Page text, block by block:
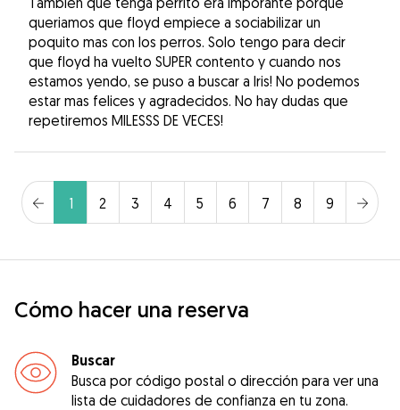
queriamos que floyd empiece a sociabilizar un
poquito mas con los perros. Solo tengo para decir
que floyd ha vuelto SUPER contento y cuando nos
estamos yendo, se puso a buscar a Iris! No podemos
estar mas felices y agradecidos. No hay dudas que
repetiremos MILESSS DE VECES!
1 2 3 4 5 6 7 8 9
Cómo hacer una reserva
Buscar
Busca por código postal o dirección para ver una
lista de cuidadores de confianza en tu zona.